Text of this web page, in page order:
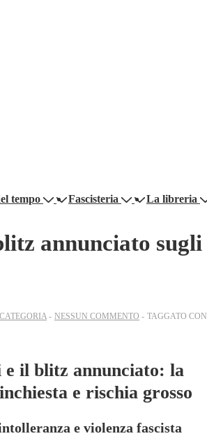
tempo Fascisteria La libreria
annunciato sugli
NESSUN COMMENTO
TAGGATO CON
il blitz annunciato: la
e rischia grosso
e violenza fascista